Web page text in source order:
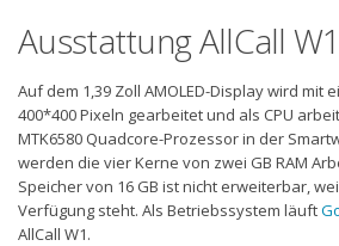
Ausstattung AllCall W1
Auf dem 1,39 Zoll AMOLED-Display wird mit
400*400 Pixeln gearbeitet und als CPU
MTK6580 Quadcore-Prozessor in der
werden die vier Kerne von zwei GB RAM
Speicher von 16 GB ist nicht erweiterbar,
Verfügung steht. Als Betriebssystem läuft
AllCall W1.